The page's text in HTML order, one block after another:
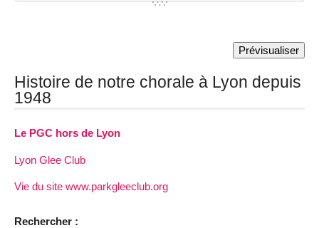
Histoire de notre chorale à Lyon depuis
1948
Le PGC hors de Lyon
Lyon Glee Club
Vie du site www.parkgleeclub.org
Rechercher :